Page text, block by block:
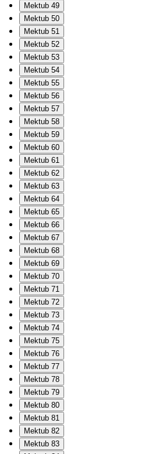
Mektub 49
Mektub 50
Mektub 51
Mektub 52
Mektub 53
Mektub 54
Mektub 55
Mektub 56
Mektub 57
Mektub 58
Mektub 59
Mektub 60
Mektub 61
Mektub 62
Mektub 63
Mektub 64
Mektub 65
Mektub 66
Mektub 67
Mektub 68
Mektub 69
Mektub 70
Mektub 71
Mektub 72
Mektub 73
Mektub 74
Mektub 75
Mektub 76
Mektub 77
Mektub 78
Mektub 79
Mektub 80
Mektub 81
Mektub 82
Mektub 83